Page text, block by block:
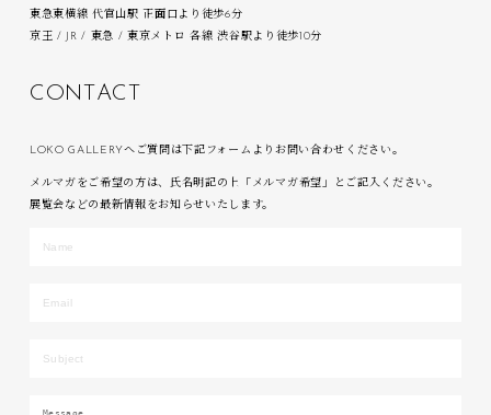
東急東横線 代官山駅 正面口より徒歩6分
京王 / JR / 東急 / 東京メトロ 各線 渋谷駅より徒歩10分
C O N AC
LOKO GALLERYへご質問は下記フォームよりお問い合わせください。
メルマガをご希望の方は、氏名明記の上「メルマガ希望」とご記入ください。
展覧会などの最新情報をお知らせいたします。